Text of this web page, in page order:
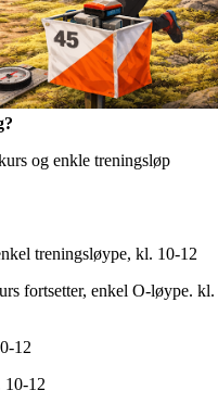
og enkle treningsløp
treningsløype, kl. 10-12
fortsetter, enkel O-løype. kl.
12
10-12